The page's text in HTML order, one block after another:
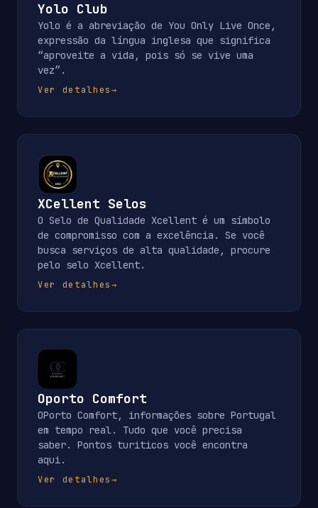
Yolo Club
Yolo é a abreviação de You Only Live Once,
expressão da língua inglesa que significa
“aproveite a vida, pois só se vive uma
vez”.
Ver detalhes→
XCellent Selos
O Selo de Qualidade Xcellent é um símbolo
de compromisso com a excelência. Se você
busca serviços de alta qualidade, procure
pelo selo Xcellent.
Ver detalhes→
Oporto Comfort
OPorto Comfort, informações sobre Portugal
em tempo real. Tudo que você precisa
saber. Pontos turiticos você encontra
aqui.
Ver detalhes→